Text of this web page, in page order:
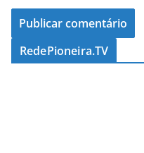
RedePioneira.TV